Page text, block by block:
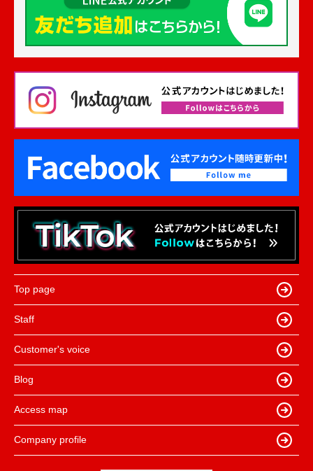
Top page
Staff
Customer's voice
Blog
Access map
Company profile